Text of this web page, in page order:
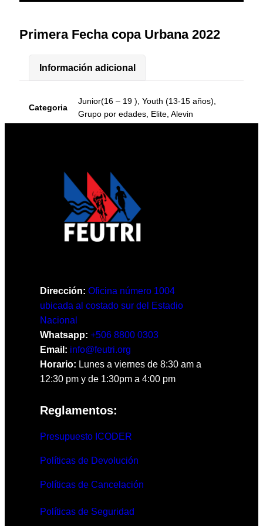
Primera Fecha copa Urbana 2022
Información adicional
Categoria
Junior(16 – 19 ), Youth (13-15 años),
Grupo por edades, Elite, Alevin
Dirección: Oficina número 1004
ubicada al costado sur del Estadio
Nacional
Whatsapp: +506 8800 0303
Email: info@feutri.org
Horario: Lunes a viernes de 8:30 am a
12:30 pm y de 1:30pm a 4:00 pm
Reglamentos:
Presupuesto ICODER
Políticas de Devolución
Políticas de Cancelación
Políticas de Seguridad